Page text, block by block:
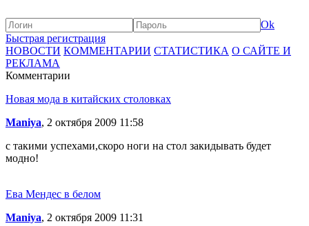
Ok
Быстрая регистрация
НОВОСТИ КОММЕНТАРИИ СТАТИСТИКА О САЙТЕ И
РЕКЛАМА
Комментарии
Новая мода в китайских столовках
Maniya, 2 октября 2009 11:58
с такими успехами,скоро ноги на стол закидывать будет
модно!
Ева Мендес в белом
Maniya, 2 октября 2009 11:31